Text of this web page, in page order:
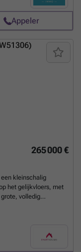
Appeler
265 000 €
kleinschalig
het gelijkvloers, met
volledig
tuin. De